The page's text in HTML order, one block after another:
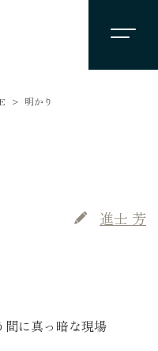
明かり
進士 芳
に真っ暗な現場